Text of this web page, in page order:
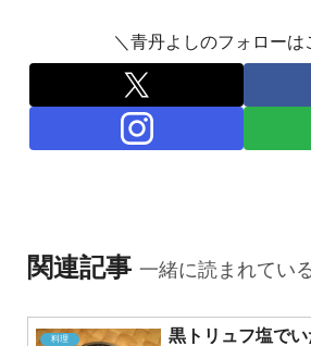
＼青丹よしのフォローは
関連記事 一緒に読まれてい
料理
黒トリュフ塩で